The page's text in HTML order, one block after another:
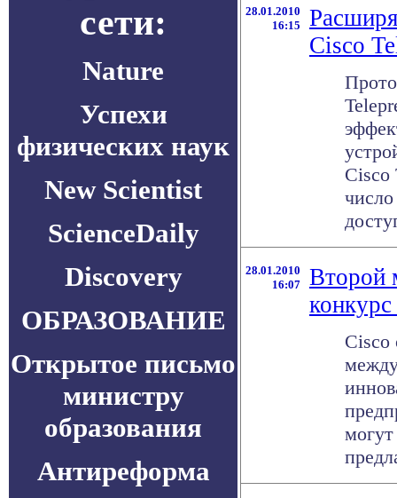
сети:
Nature
Успехи
физических наук
New Scientist
ScienceDaily
Discovery
ОБРАЗОВАНИЕ
Открытое письмо
министру
образования
Антиреформа
28.01.2010
16:15
Cisco
Cisco
28.01.2010
16:07
Второй
Cisco